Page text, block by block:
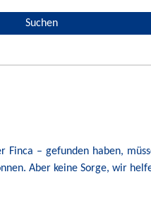
– gefunden haben,
Aber keine Sorge, wir